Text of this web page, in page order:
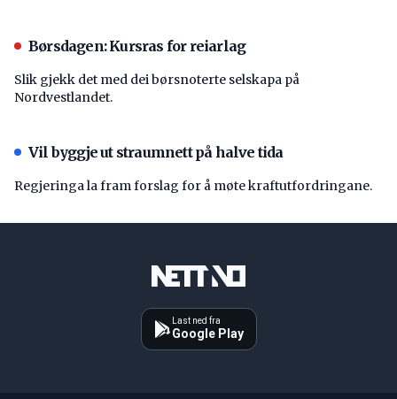
Børsdagen: Kursras for reiarlag
Slik gjekk det med dei børsnoterte selskapa på
Nordvestlandet.
Vil byggje ut straumnett på halve tida
Regjeringa la fram forslag for å møte kraftutfordringane.
Last ned fra
Google Play